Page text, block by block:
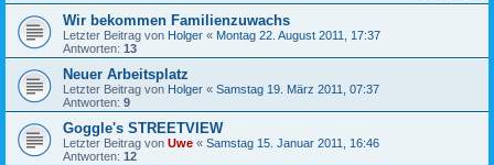
Wir bekommen Familienzuwachs
Letzter Beitrag von Holger « Montag 22. August 2011, 17:37
Antworten: 13
Neuer Arbeitsplatz
Letzter Beitrag von Holger « Samstag 19. März 2011, 07:37
Antworten: 9
Goggle's STREETVIEW
Letzter Beitrag von Uwe « Samstag 15. Januar 2011, 16:46
Antworten: 12